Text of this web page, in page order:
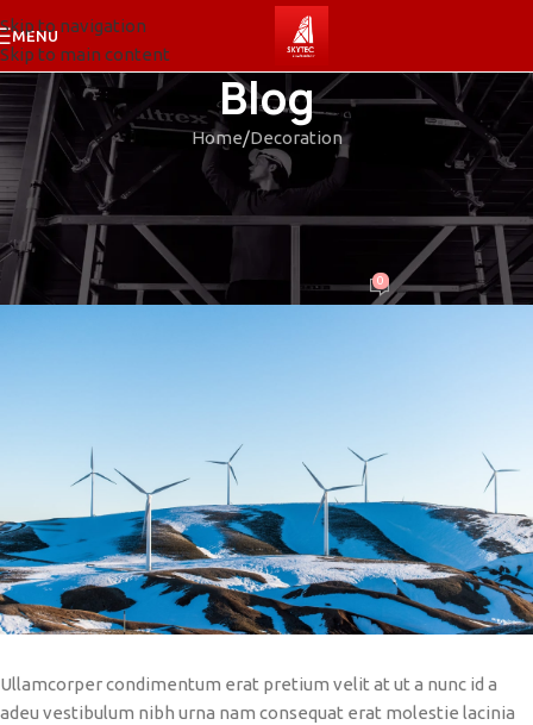
Skip to navigation
Skip to main content
MENU
Blog
Home Decoration
DECORATION
New home decor from John
mKeZZy76 On 2021.08.26. 0
Ullamcorper condimentum erat pretium velit at ut a nunc id a
adeu vestibulum nibh urna nam consequat erat molestie lacinia